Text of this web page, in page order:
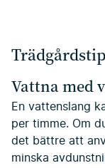
Vattna med
En vattenslang
per timme. Om
det bättre att
minska